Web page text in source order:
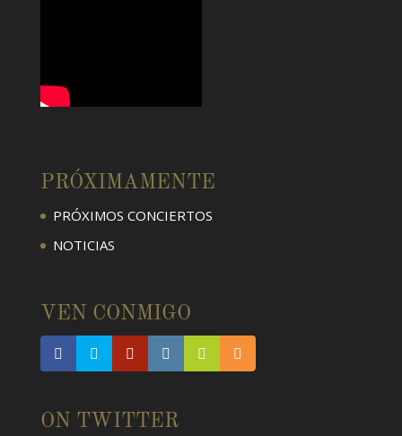
PRÓXIMAMENTE
PRÓXIMOS CONCIERTOS
NOTICIAS
VEN CONMIGO
ON TWITTER